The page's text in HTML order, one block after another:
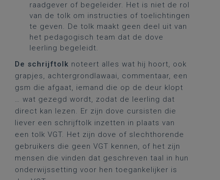
raadgever of begeleider. Het is niet de rol
van de tolk om instructies of toelichtingen
te geven. De tolk maakt geen deel uit van
het pedagogisch team dat de dove
leerling begeleidt.
De schrijftolk noteert alles wat hij hoort, ook
grapjes, achtergrondlawaai, commentaar, een
gsm die afgaat, iemand die op de deur klopt
… wat gezegd wordt, zodat de leerling dat
direct kan lezen. Er zijn dove cursisten die
liever een schrijftolk inzetten in plaats van
een tolk VGT. Het zijn dove of slechthorende
gebruikers die geen VGT kennen, of het zijn
mensen die vinden dat geschreven taal in hun
onderwijssetting voor hen toegankelijker is